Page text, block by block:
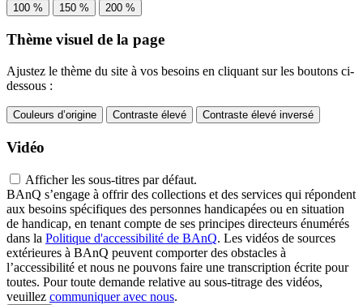
100 % 150 % 200 %
Thème visuel de la page
Ajustez le thème du site à vos besoins en cliquant sur les boutons ci-
dessous :
Couleurs d’origine Contraste élevé Contraste élevé inversé
Vidéo
Afficher les sous-titres par défaut.
BAnQ s’engage à offrir des collections et des services qui répondent
aux besoins spécifiques des personnes handicapées ou en situation
de handicap, en tenant compte de ses principes directeurs énumérés
dans la Politique d'accessibilité de BAnQ. Les vidéos de sources
extérieures à BAnQ peuvent comporter des obstacles à
l’accessibilité et nous ne pouvons faire une transcription écrite pour
toutes. Pour toute demande relative au sous-titrage des vidéos,
veuillez communiquer avec nous.